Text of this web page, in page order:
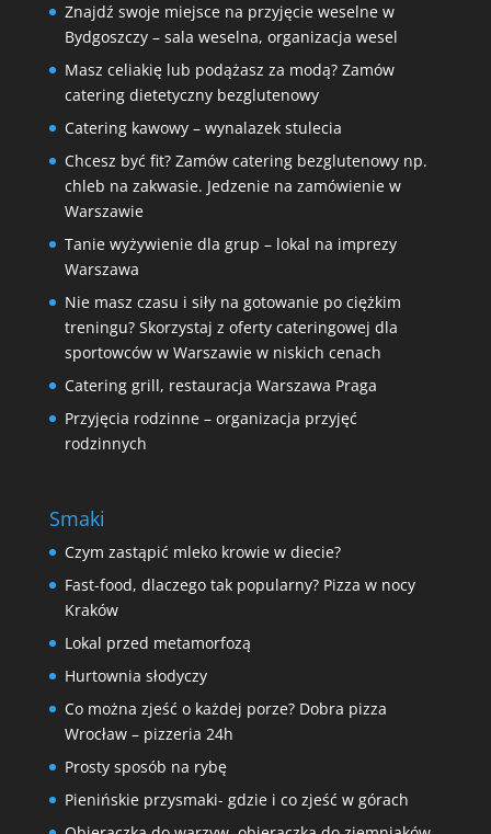
Znajdź swoje miejsce na przyjęcie weselne w
Bydgoszczy – sala weselna, organizacja wesel
Masz celiakię lub podążasz za modą? Zamów
catering dietetyczny bezglutenowy
Catering kawowy – wynalazek stulecia
Chcesz być fit? Zamów catering bezglutenowy np.
chleb na zakwasie. Jedzenie na zamówienie w
Warszawie
Tanie wyżywienie dla grup – lokal na imprezy
Warszawa
Nie masz czasu i siły na gotowanie po ciężkim
treningu? Skorzystaj z oferty cateringowej dla
sportowców w Warszawie w niskich cenach
Catering grill, restauracja Warszawa Praga
Przyjęcia rodzinne – organizacja przyjęć
rodzinnych
Smaki
Czym zastąpić mleko krowie w diecie?
Fast-food, dlaczego tak popularny? Pizza w nocy
Kraków
Lokal przed metamorfozą
Hurtownia słodyczy
Co można zjeść o każdej porze? Dobra pizza
Wrocław – pizzeria 24h
Prosty sposób na rybę
Pienińskie przysmaki- gdzie i co zjeść w górach